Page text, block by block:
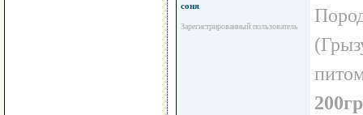
соня
Зарегистрированный пользователь
200гр